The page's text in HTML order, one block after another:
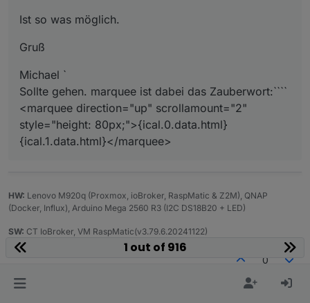
Ist so was möglich.
Gruß
Michael `
Sollte gehen. marquee ist dabei das Zauberwort:````
<marquee direction="up" scrollamount="2"
style="height: 80px;">{ical.0.data.html}
{ical.1.data.html}</marquee>
HW: Lenovo M920q (Proxmox, ioBroker, RaspMatic & Z2M), QNAP
(Docker, Influx), Arduino Mega 2560 R3 (I2C DS18B20 + LED)
SW: CT IoBroker, VM RaspMatic(v3.79.6.20241122)
0
1 out of 916